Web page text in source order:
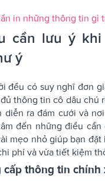
in những thông tin gì
cần lưu ý
ý
đều có suy nghĩ đơn
thông tin cô dâu chú
diễn ra đám cưới và
đến những điều
mẹo nhỏ giúp bạn
phí và vừa tiết kiệm
thông tin chính